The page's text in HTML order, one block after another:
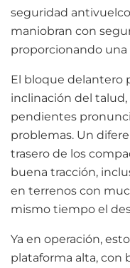
seguridad
maniobran con
proporcionando
El bloque delantero
inclinación del
pendientes
problemas. Un
trasero de los
buena tracción,
en terrenos con
mismo tiempo el
Ya en operación,
plataforma alta, con